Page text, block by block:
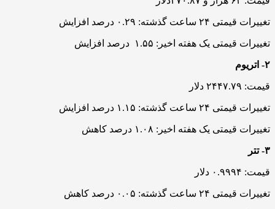
تغییرات قیمتی ۲۴ ساعت گذشته: ۰.۲۹ درصد افزایش
تغییرات قیمتی یک هفته اخیر: ۱.۵۵ درصد افزایش
۲- اتریوم
قیمت: ۲۴۴۷.۷۹ دلار
تغییرات قیمتی ۲۴ ساعت گذشته: ۱.۱۵ درصد افزایش
تغییرات قیمتی یک هفته اخیر: ۱.۰۸ درصد کاهش
۳- تتر
قیمت: ۰.۹۹۹۴ دلار
تغییرات قیمتی ۲۴ ساعت گذشته: ۰.۰۵ درصد کاهش